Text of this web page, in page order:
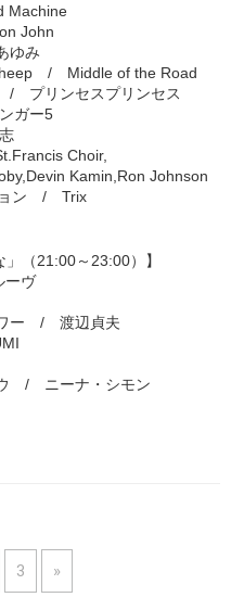
John
ゆみ
/ Middle of the Road
/ プリンセスプリンセス
ガー5
Choir,
Kamin,Ron Johnson
ョン / Trix
」（21:00～23:00）】
ヴ
ー / 渡辺貞夫
/ ニーナ・シモン
3 »